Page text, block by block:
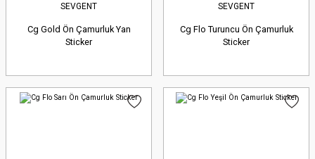
SEVGENT
Cg Gold Ön Çamurluk Yan
Sticker
SEVGENT
Cg Flo Turuncu Ön Çamurluk
Sticker